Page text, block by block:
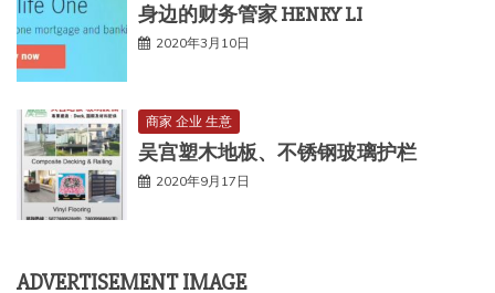
身边的财务管家 HENRY LI
2020年3月10日
商家 企业 生意
吴宫塑木地板、不锈钢玻璃护栏
2020年9月17日
ADVERTISEMENT IMAGE